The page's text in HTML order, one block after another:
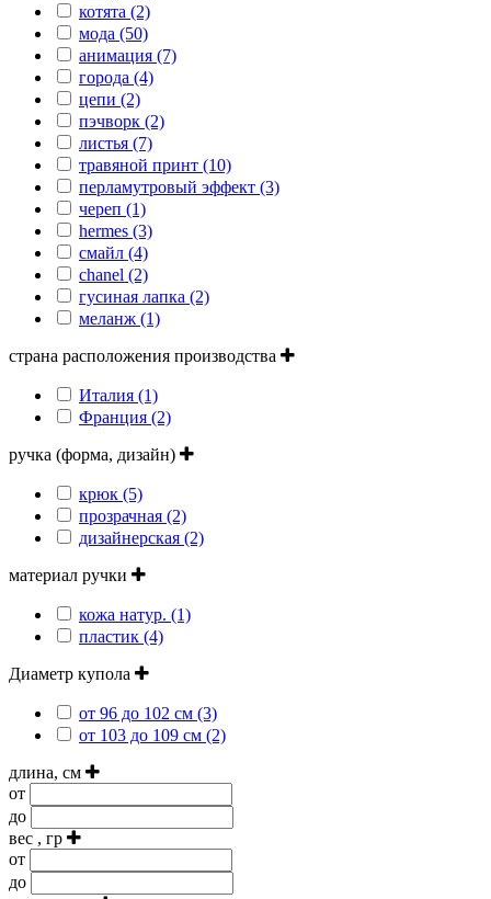
котята (2)
мода (50)
анимация (7)
города (4)
цепи (2)
пэчворк (2)
листья (7)
травяной принт (10)
перламутровый эффект (3)
череп (1)
hermes (3)
смайл (4)
сhanel (2)
гусиная лапка (2)
меланж (1)
страна расположения производства
Италия (1)
Франция (2)
ручка (форма, дизайн)
крюк (5)
прозрачная (2)
дизайнерская (2)
материал ручки
кожа натур. (1)
пластик (4)
Диаметр купола
от 96 до 102 см (3)
от 103 до 109 см (2)
длина, см
от
до
вес , гр
от
до